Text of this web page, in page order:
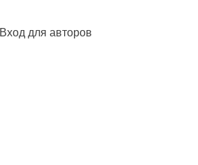
Вход для авторов